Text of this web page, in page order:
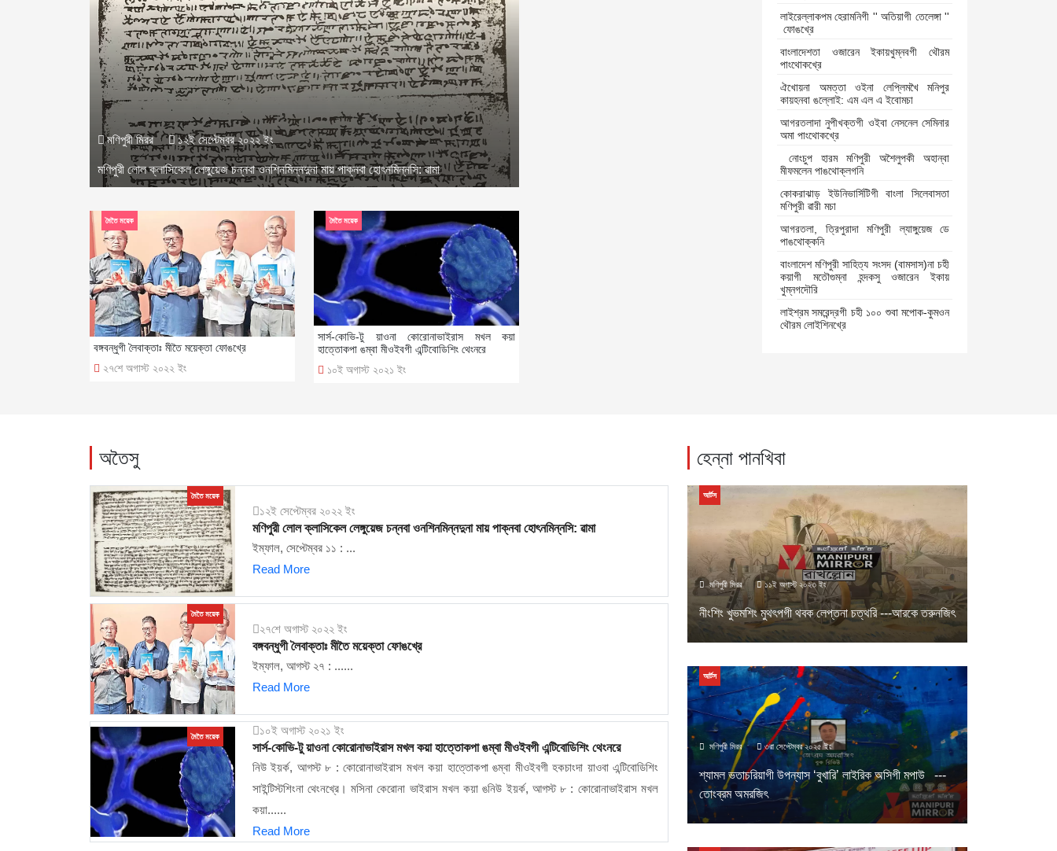
মণিপুরী মিরর ১২ই সেপ্টেম্বর ২০২২ ইং
মণিপুরী লোল ক্লাসিকেল লেঙ্গুয়েজ চন্নবা ওনশিনমিন্নদুনা মায় পাক্নবা হোৎনমিন্নসি: ৱামা
বঙ্গবন্ধুগী লৈবাক্তাঃ মীতৈ ময়েক্তা ফোঙখ্রে
২৭শে অগাস্ট ২০২২ ইং
মৈতৈ ময়েক
সার্স-কোভি-টু য়াওনা কোরোনাভাইরাস মখল কয়া
হাত্তোকপা ঙম্বা মীওইবগী এন্টিবোডিশিং থেংনরে
১০ই অগাস্ট ২০২১ ইং
মৈতৈ ময়েক
লাইরেল্লাকপম হেরামনিগী '' অতিয়াগী তেলেঙ্গা ''
ফোঙখ্রে
বাংলাদেশতা ওজারেন ইকায়খুম্নবগী থৌরম
পাংথোকখ্রে
ঐখোয়না অমত্তা ওইনা লেপ্লিমখৈ মনিপুর
কায়হনবা ঙল্লোই: এম এল এ ইবোমচা
আগরতলাদা নুপীখক্তগী ওইবা নেসনেল সেমিনার
অমা পাংথোকখ্রে
নোংচুপ হারম মণিপুরী অশৈলুপকী অহান্বা
মীফমলেন পাঙথোক্লগনি
কোকরাঝাড় ইউনিভার্সিটিগী বাংলা সিলেবাসতা
মণিপুরী ৱারী মচা
আগরতলা, ত্রিপুরাদা মণিপুরী ল্যাঙ্গুয়েজ ডে
পাঙথোক্কনি
বাংলাদেশ মণিপুরী সাহিত্য সংসদ (বামসাস)না চহী
কয়াগী মতৌগুম্না হন্দকসু ওজারেন ইকায়
খুম্নগদৌরি
লাইশ্রম সমরেন্দ্রগী চহী ১০০ শুবা মপোক-কুমওন
থৌরম লোইশিনখ্রে
অতৈসু
মৈতৈ ময়েক
১২ই সেপ্টেম্বর ২০২২ ইং
মণিপুরী লোল ক্লাসিকেল লেঙ্গুয়েজ চন্নবা ওনশিনমিন্নদুনা মায় পাক্নবা হোৎনমিন্নসি: ৱামা
ইম্ফাল, সেপ্টেম্বর ১১ : ...
Read More
মৈতৈ ময়েক
২৭শে অগাস্ট ২০২২ ইং
বঙ্গবন্ধুগী লৈবাক্তাঃ মীতৈ ময়েক্তা ফোঙখ্রে
ইম্ফাল, আগস্ট ২৭ : ......
Read More
মৈতৈ ময়েক
১০ই অগাস্ট ২০২১ ইং
সার্স-কোভি-টু য়াওনা কোরোনাভাইরাস মখল কয়া হাত্তোকপা ঙম্বা মীওইবগী এন্টিবোডিশিং থেংনরে
নিউ ইয়র্ক, আগস্ট ৮ : কোরোনাভাইরাস মখল কয়া হাত্তোকপা ঙম্বা মীওইবগী হকচাংদা য়াওবা এন্টিবোডিশিং
সাইন্টিস্টশিংনা থেংনখ্রে। মসিনা কেরোনা ভাইরাস মখল কয়া ঙনিউ ইয়র্ক, আগস্ট ৮ : কোরোনাভাইরাস মখল
কয়া......
Read More
হেন্না পানখিবা
মণিপুরী মিরর ১১ই অগাস্ট ২০২৩ ইং
নীংশিং খুভমশিং মুথৎপগী থবক লেপ্তনা চত্থরি ---আরকে তরুনজিৎ
আর্টস
মণিপুরী মিরর ৩রা সেপ্টেম্বর ২০২৫ ইং
শ্যামল ভতাচরিয়াগী উপন্যাস ‘বুখারি’ লাইরিক অসিগী মপাউ ---
তোংব্রম অমরজিৎ
আর্টস